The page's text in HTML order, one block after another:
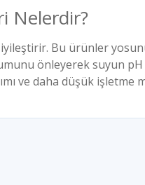
Nelerdir?
Bu ürünler
önleyerek suyun
ve daha düşük işletme